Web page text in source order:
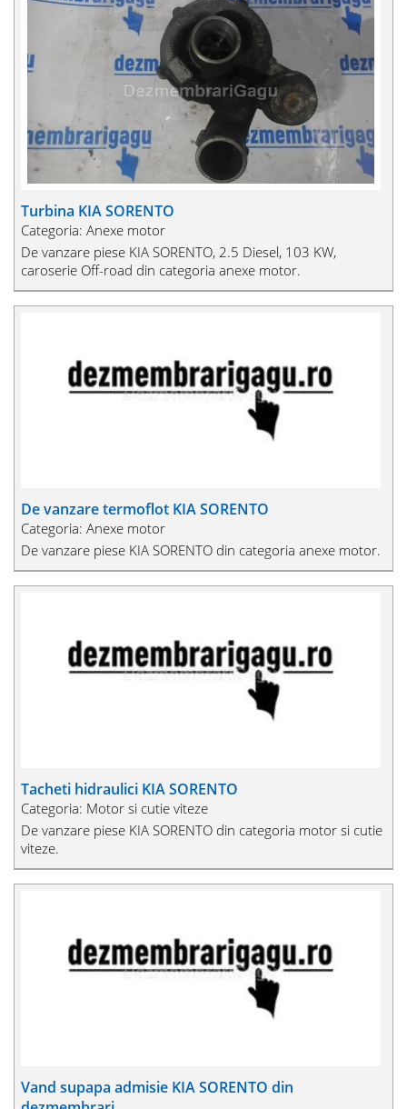
Turbina KIA SORENTO
Categoria: Anexe motor
De vanzare piese KIA SORENTO, 2.5 Diesel, 103 KW,
caroserie Off-road din categoria anexe motor.
De vanzare termoflot KIA SORENTO
Categoria: Anexe motor
De vanzare piese KIA SORENTO din categoria anexe motor.
Tacheti hidraulici KIA SORENTO
Categoria: Motor si cutie viteze
De vanzare piese KIA SORENTO din categoria motor si cutie
viteze.
Vand supapa admisie KIA SORENTO din